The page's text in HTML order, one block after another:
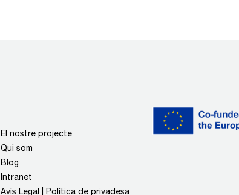
El nostre projecte
Qui som
Blog
Intranet
Avís Legal | Política de privadesa